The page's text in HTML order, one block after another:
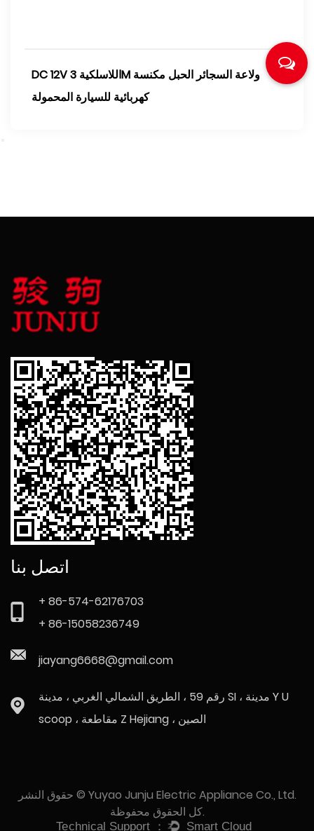
DC 12V اللاسلكية 3M ولاعة السجائر الحبل مكنسة
كهربائية للسيارة المحمولة
اتصل بنا
+ 86-574-62176703
+ 86-15058236749
jiayang6668@gmail.com
رقم 59 ، الطريق الشمالي الغربي ، مدينة SI ، مدينة Y U
scoop ، مقاطعة Z Hejiang ، الصين
حقوق النشر © Yuyao Junju Electric Appliance Co., Ltd.
كل الحقوق محفوظة.